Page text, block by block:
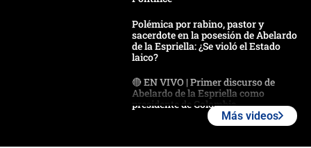
Polémica por rabino, pastor y
sacerdote en la posesión de Abelardo
de la Espriella: ¿Se violó el Estado
laico?
🔴 EN VIVO | Primer discurso de
Abelardo de la Espriella como
presidente de Colombia
Más videos